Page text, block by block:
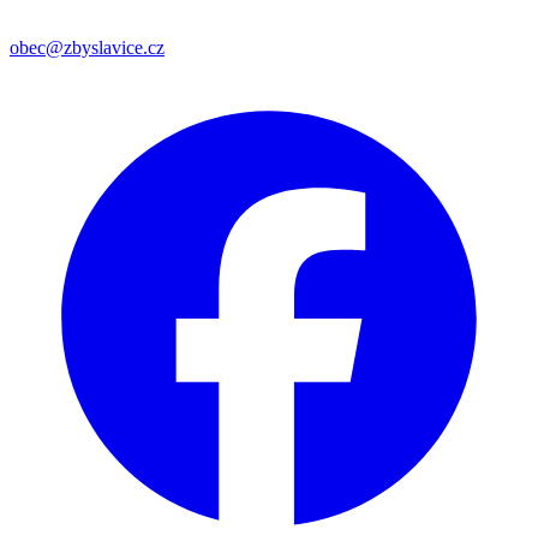
obec@zbyslavice.cz